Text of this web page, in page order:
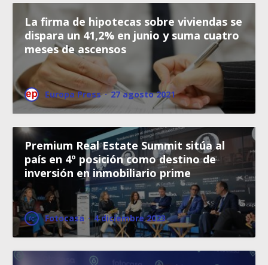
La firma de hipotecas sobre viviendas se
dispara un 41,2% en junio y suma cuatro
meses de ascensos
Europa Press · 27 agosto 2021
Premium Real Estate Summit sitúa al
país en 4º posición como destino de
inversión en inmobiliario prime
Fotocasa · 4 diciembre 2023